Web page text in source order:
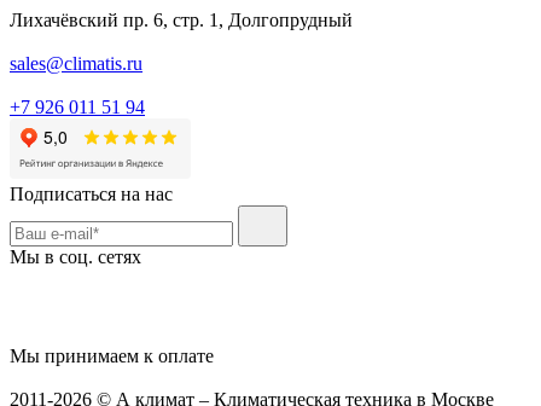
Лихачёвский пр. 6, стр. 1, Долгопрудный
sales@climatis.ru
+7 926 011 51 94
Подписаться на нас
Мы в соц. сетях
Мы принимаем к оплате
2011-2026 © А климат – Климатическая техника в Москве